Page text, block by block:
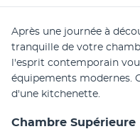
Après une journée à
tranquille de votre
l'esprit contemporain
équipements modernes.
d'une kitchenette.
Chambre Supérieure